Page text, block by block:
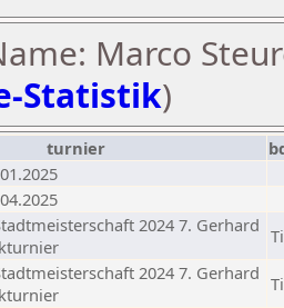
Marco
Statistik)
turnier
2024 7. Gerhard
2024 7. Gerhard